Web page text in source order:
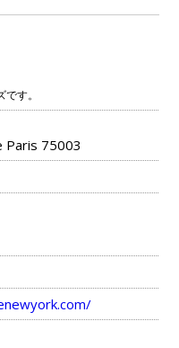
す。
Paris 75003